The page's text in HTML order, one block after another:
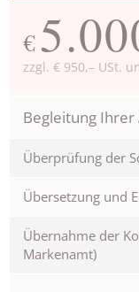
€
zzgl. € 950,– USt.
Begleitung Ihrer
Überprüfung der
Übersetzung und
Übernahme der
Markenamt)